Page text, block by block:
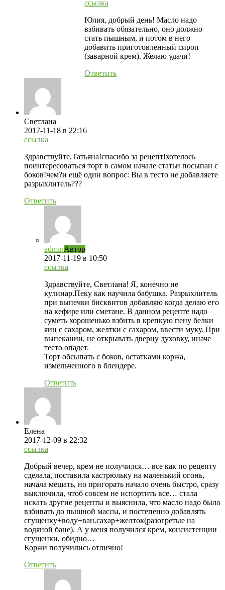
ссылка
Юлия, добрый день! Масло надо
взбивать обязательно, оно должно
стать пышным, и потом в него
добавить приготовленный сироп
(заварной крем). Желаю удачи!
Ответить
Светлана
2017-11-18 в 22:16
ссылка
Здравствуйте,Татьяна!спасибо за рецепт!хотелось
поинтересоваться торт в самом начале статьи посыпан с
боков!чем?и ещё один вопрос: Вы в тесто не добавляете
разрыхлитель???
Ответить
adminАвтор
2017-11-19 в 10:50
ссылка
Здравствуйте, Светлана! Я, конечно не
кулинар.Пеку как научила бабушка. Разрыхлитель
при выпечки бисквитов добавляю когда делаю его
на кефире или сметане. В данном рецепте надо
суметь хорошенько взбить в крепкую пену белки
яиц с сахаром, желтки с сахаром, ввести муку. При
выпекании, не открывать дверцу духовку, иначе
тесто опадет.
Торт обсыпать с боков, остатками коржа,
измельченного в блендере.
Ответить
Елена
2017-12-09 в 22:32
ссылка
Добрый вечер, крем не получился… все как по рецепту
сделала, поставила кастрюльку на маленький огонь,
начала мешать, но пригорать начало очень быстро, сразу
выключила, чтоб совсем не испортить все… стала
искать другие рецепты и выяснила, что масло надо было
взбивать до пышной массы, и постепенно добавлять
сгущенку+воду+ван.сахар+желток(разогретые на
водяной бане). А у меня получился крем, консистенции
сгущенки, обидно…
Коржи получились отлично!
Ответить